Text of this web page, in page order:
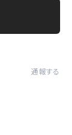
通報する